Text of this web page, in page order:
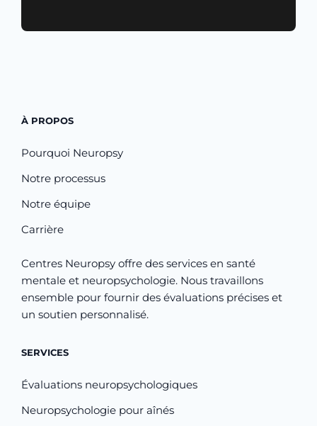
À PROPOS
Pourquoi Neuropsy
Notre processus
Notre équipe
Carrière
Centres Neuropsy offre des services en santé
mentale et neuropsychologie. Nous travaillons
ensemble pour fournir des évaluations précises et
un soutien personnalisé.
SERVICES
Évaluations neuropsychologiques
Neuropsychologie pour aînés